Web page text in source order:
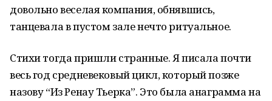
довольно веселая компания, обнявшись,
танцевала в пустом зале нечто ритуальное.
Стихи тогда пришли странные. Я писала почти
весь год средневековый цикл, который позже
назову “Из Ренау Тьерка”. Это была анаграмма на